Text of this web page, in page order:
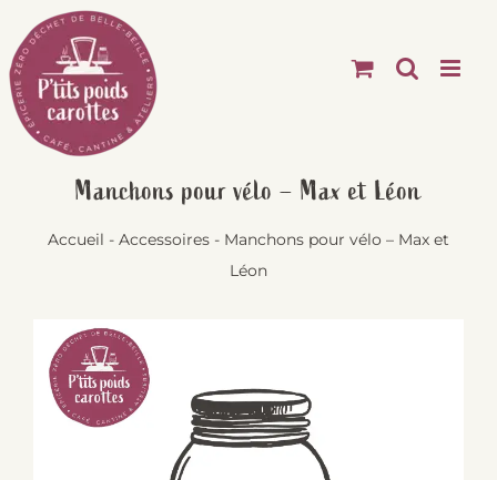
Passer
au
contenu
Manchons pour vélo – Max et Léon
Accueil - Accessoires - Manchons pour vélo – Max et
Léon